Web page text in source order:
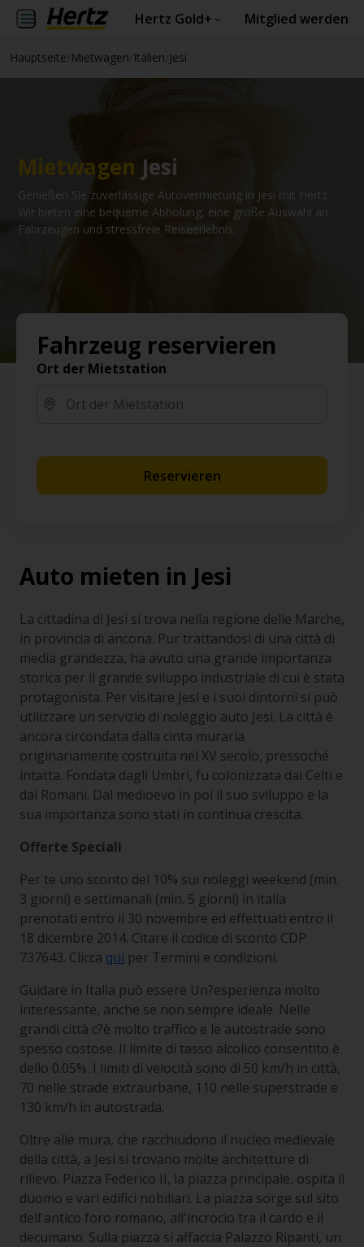
Hertz Gold+ Mitglied werden
Hauptseite Mietwagen Italien Jesi
Mietwagen Jesi
Genießen Sie zuverlässige Autovermietung in Jesi mit Hertz.
Wir bieten eine bequeme Abholung, eine große Auswahl an
Fahrzeugen und stressfreie Reiseerlebnis.
Fahrzeug reservieren
Ort der Mietstation
Reservieren
Auto mieten in Jesi
La cittadina di Jesi si trova nella regione delle Marche,
in provincia di ancona. Pur trattandosi di una città di
media grandezza, ha avuto una grande importanza
storica per il grande sviluppo industriale di cui è stata
protagonista. Per visitare Jesi e i suoi dintorni si può
utilizzare un servizio di noleggio auto Jesi. La città è
ancora circondata dalla cinta muraria
originariamente costruita nel XV secolo, pressoché
intatta. Fondata dagli Umbri, fu colonizzata dai Celti e
dai Romani. Dal medioevo in poi il suo sviluppo e la
sua importanza sono stati in continua crescita.
Offerte Speciali
Per te uno sconto del 10% sui noleggi weekend (min.
3 giorni) e settimanali (min. 5 giorni) in italia
prenotati entro il 30 novembre ed effettuati entro il
18 dicembre 2014. Citare il codice di sconto CDP
737643. Clicca qui per Termini e condizioni.
Guidare in Italia può essere Un?esperienza molto
interessante, anche se non sempre ideale. Nelle
grandi città c?è molto traffico e le autostrade sono
spesso costose. Il limite di tasso alcolico consentito è
dello 0.05%. I limiti di velocità sono di 50 km/h in città,
70 nelle strade extraurbane, 110 nelle superstrade e
130 km/h in autostrada.
Oltre alle mura, che racchiudono il nucleo medievale
della città, a Jesi si trovano molte architetture di
rilievo. Piazza Federico II, la piazza principale, ospita il
duomo e vari edifici nobiliari. La piazza sorge sul sito
dell'antico foro romano, all'incrocio tra il cardo e il
decumano. Sulla piazza si affaccia Palazzo Ripanti, un